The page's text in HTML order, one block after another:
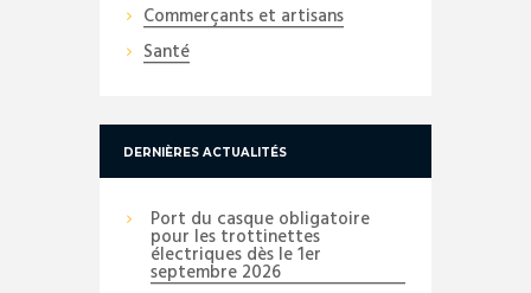
Commerçants et artisans
Santé
DERNIÈRES ACTUALITÉS
Port du casque obligatoire
pour les trottinettes
électriques dès le 1er
septembre 2026